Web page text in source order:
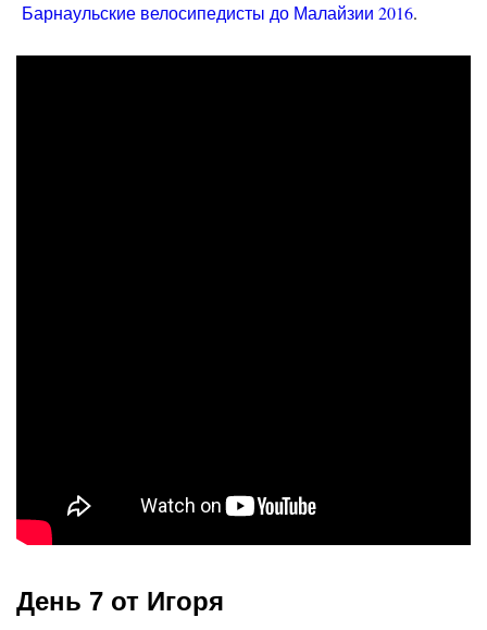
Барнаульские велосипедисты до Малайзии 2016.
День 7 от Игоря